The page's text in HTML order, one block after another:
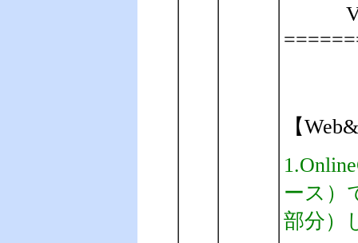
VB
【
ース）
部分）